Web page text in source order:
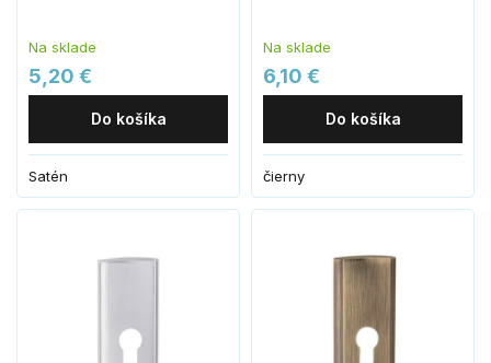
Na sklade
5,20 €
Do košíka
Satén
Na sklade
6,10 €
Do košíka
čierny